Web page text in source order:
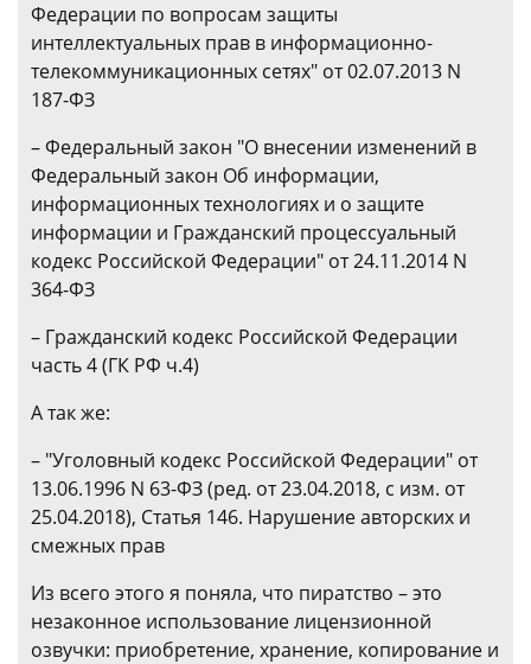
Федерации по вопросам защиты
интеллектуальных прав в информационно-
телекоммуникационных сетях" от 02.07.2013 N
187-ФЗ
– Федеральный закон "О внесении изменений в
Федеральный закон Об информации,
информационных технологиях и о защите
информации и Гражданский процессуальный
кодекс Российской Федерации" от 24.11.2014 N
364-ФЗ
– Гражданский кодекс Российской Федерации
часть 4 (ГК РФ ч.4)
А так же:
– "Уголовный кодекс Российской Федерации" от
13.06.1996 N 63-ФЗ (ред. от 23.04.2018, с изм. от
25.04.2018), Статья 146. Нарушение авторских и
смежных прав
Из всего этого я поняла, что пиратство – это
незаконное использование лицензионной
озвучки: приобретение, хранение, копирование и